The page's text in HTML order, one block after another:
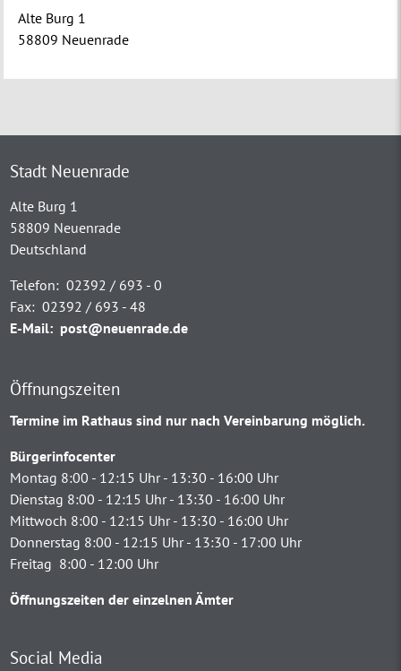
Alte Burg 1
58809 Neuenrade
Stadt Neuenrade
Alte Burg 1
58809 Neuenrade
Deutschland
Telefon: 02392 / 693 - 0
Fax: 02392 / 693 - 48
E-Mail: post@neuenrade.de
Öffnungszeiten
Termine im Rathaus sind nur nach Vereinbarung möglich.
Bürgerinfocenter
Montag 8:00 - 12:15 Uhr - 13:30 - 16:00 Uhr
Dienstag 8:00 - 12:15 Uhr - 13:30 - 16:00 Uhr
Mittwoch 8:00 - 12:15 Uhr - 13:30 - 16:00 Uhr
Donnerstag 8:00 - 12:15 Uhr - 13:30 - 17:00 Uhr
Freitag 8:00 - 12:00 Uhr
Öffnungszeiten der einzelnen Ämter
Social Media